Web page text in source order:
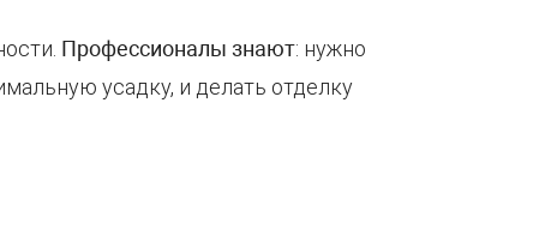
Профессионалы знают: нужно
усадку, и делать отделку